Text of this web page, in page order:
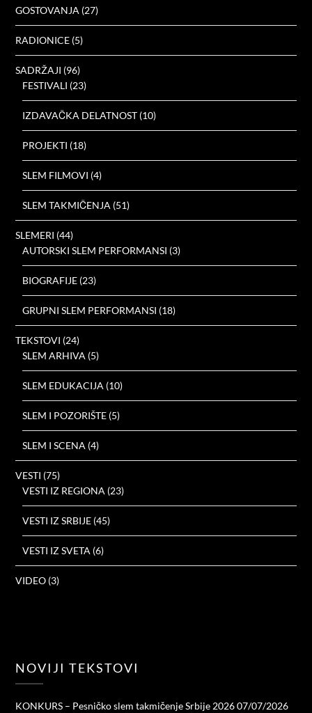
GOSTOVANJA (27)
RADIONICE (5)
SADRŽAJI (96)
FESTIVALI (23)
IZDAVAČKA DELATNOST (10)
PROJEKTI (18)
SLEM FILMOVI (4)
SLEM TAKMIČENJA (51)
SLEMERI (44)
AUTORSKI SLEM PERFORMANSI (3)
BIOGRAFIJE (23)
GRUPNI SLEM PERFORMANSI (18)
TEKSTOVI (24)
SLEM ARHIVA (5)
SLEM EDUKACIJA (10)
SLEM I POZORIŠTE (5)
SLEM I SCENA (4)
VESTI (75)
VESTI IZ REGIONA (23)
VESTI IZ SRBIJE (45)
VESTI IZ SVETA (6)
VIDEO (3)
NOVIJI TEKSTOVI
KONKURS – Pesničko slem takmičenje Srbije 2026 07/07/2026